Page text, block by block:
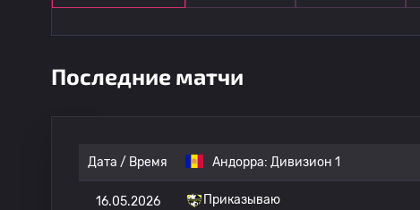
Последние матчи
Дата / Время Андорра: Дивизион 1
16.05.2026
Приказываю